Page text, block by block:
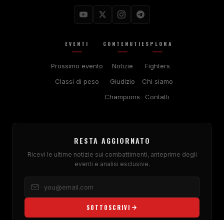
EVENTI
Prossimo evento
Classi di peso
CONTENUTI
Notizie
Giudizio
Champions
ESPLORA
Fighters
Chi siamo
Contatti
RESTA AGGIORNATO
Ricevi le ultime notizie sui combattimenti, anteprime degli
eventi e analisi esclusive.
SOTTOSCRIVI